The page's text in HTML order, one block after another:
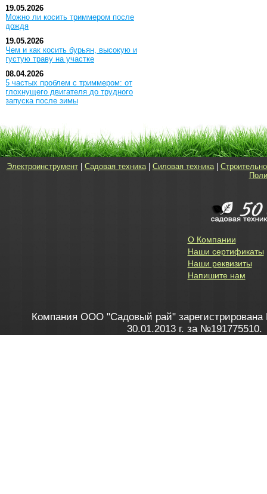
19.05.2026
Можно ли косить триммером после
дождя
19.05.2026
Чем и как косить бурьян, высокую и
густую траву на участке
08.04.2026
5 частых проблем с триммером: от
глохнущего двигателя до трудного
запуска после зимы
Электроинструмент| Садовая техника| Силовая техника|
О Компании
Наши сертификаты
Наши реквизиты
Напишите нам
Компания ООО "Садовый рай" зарегистрирована
30.01.2013 г. за №191775510.